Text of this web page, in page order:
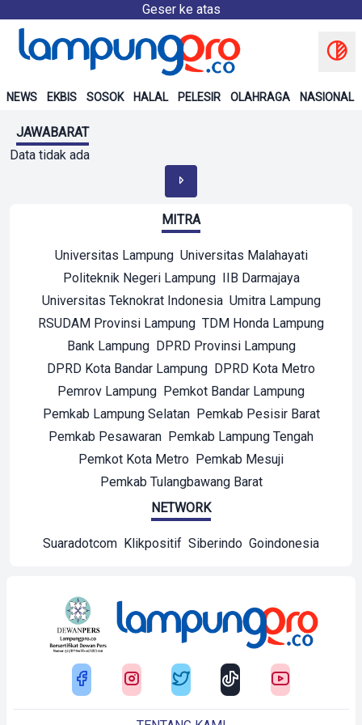
Geser ke atas
NEWS EKBIS SOSOK HALAL PELESIR OLAHRAGA NASIONAL
JAWABARAT
Data tidak ada
MITRA
Universitas Lampung Universitas Malahayati
Politeknik Negeri Lampung IIB Darmajaya
Universitas Teknokrat Indonesia Umitra Lampung
RSUDAM Provinsi Lampung TDM Honda Lampung
Bank Lampung DPRD Provinsi Lampung
DPRD Kota Bandar Lampung DPRD Kota Metro
Pemrov Lampung Pemkot Bandar Lampung
Pemkab Lampung Selatan Pemkab Pesisir Barat
Pemkab Pesawaran Pemkab Lampung Tengah
Pemkot Kota Metro Pemkab Mesuji
Pemkab Tulangbawang Barat
NETWORK
Suaradotcom Klikpositif Siberindo Goindonesia